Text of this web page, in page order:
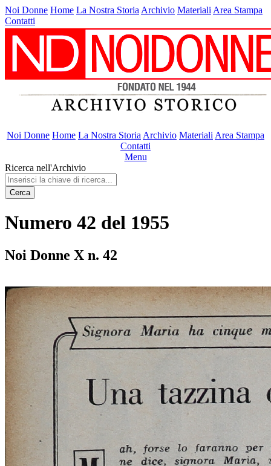
Noi Donne Home La Nostra Storia Archivio Materiali Area Stampa
Contatti
Noi Donne Home La Nostra Storia Archivio Materiali Area Stampa
Contatti
Menu
Ricerca nell'Archivio
Cerca
Numero 42 del 1955
Noi Donne X n. 42